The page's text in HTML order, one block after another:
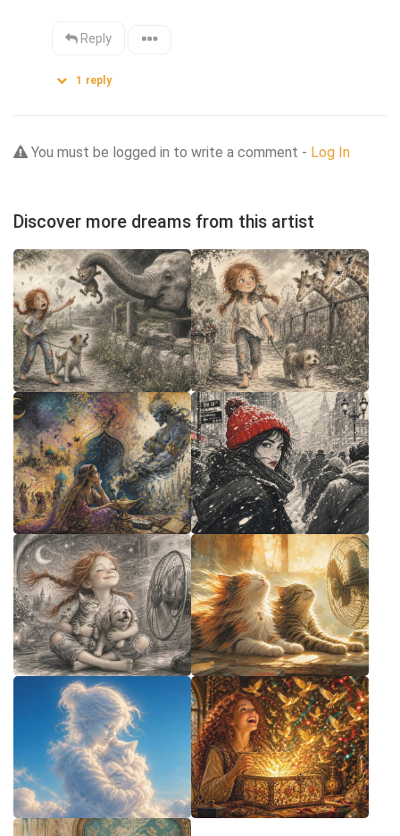
Reply
1 reply
You must be logged in to write a comment - Log In
Discover more dreams from this artist